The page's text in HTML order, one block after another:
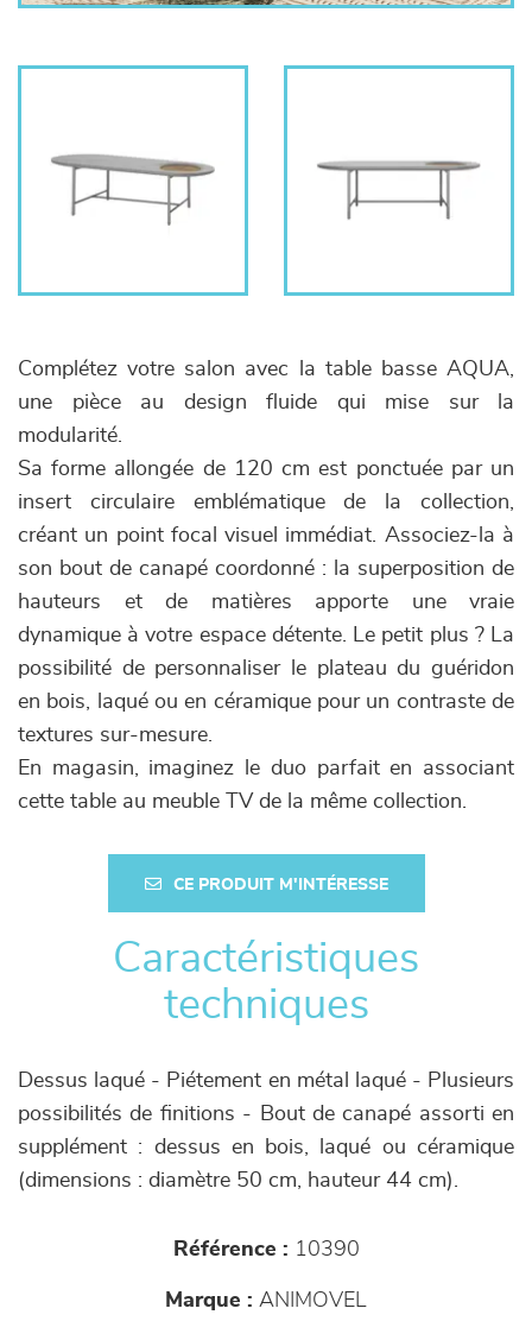
Complétez votre salon avec la table basse AQUA,
une pièce au design fluide qui mise sur la
modularité.
Sa forme allongée de 120 cm est ponctuée par un
insert circulaire emblématique de la collection,
créant un point focal visuel immédiat. Associez-la à
son bout de canapé coordonné : la superposition de
hauteurs et de matières apporte une vraie
dynamique à votre espace détente. Le petit plus ? La
possibilité de personnaliser le plateau du guéridon
en bois, laqué ou en céramique pour un contraste de
textures sur-mesure.
En magasin, imaginez le duo parfait en associant
cette table au meuble TV de la même collection.
CE PRODUIT M'INTÉRESSE
Caractéristiques
techniques
Dessus laqué - Piétement en métal laqué - Plusieurs
possibilités de finitions - Bout de canapé assorti en
supplément : dessus en bois, laqué ou céramique
(dimensions : diamètre 50 cm, hauteur 44 cm).
Référence : 10390
Marque : ANIMOVEL